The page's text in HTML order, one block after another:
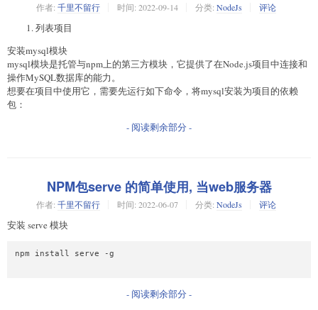
作者: 千里不留行 时间: 2022-09-14 分类: NodeJs 评论
列表项目
安装mysql模块
mysql模块是托管与npm上的第三方模块，它提供了在Node.js项目中连接和
操作MySQL数据库的能力。
想要在项目中使用它，需要先运行如下命令，将mysql安装为项目的依赖
包：
- 阅读剩余部分 -
NPM包serve 的简单使用, 当web服务器
作者: 千里不留行 时间: 2022-06-07 分类: NodeJs 评论
安装 serve 模块
npm install serve -g
- 阅读剩余部分 -